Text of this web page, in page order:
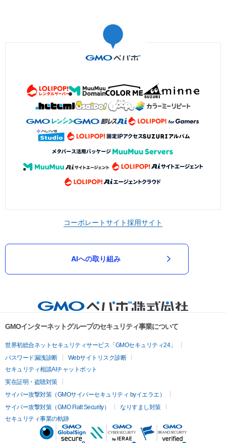
コーポレートサイト採用サイト
AIへの取り組み
GMOインターネットグループのセキュリティ事業について
世界初総合ネットセキュリティサービス「GMOセキュリティ24」
パスワード漏洩診断
Webサイトリスク診断
セキュリティ相談AIチャットボット
実在証明・盗聴対策
サイバー攻撃対策（GMOサイバーセキュリティ byイエラエ）
サイバー攻撃対策（GMO Flatt Security）
なりすまし対策
セキュリティ事業の軌跡